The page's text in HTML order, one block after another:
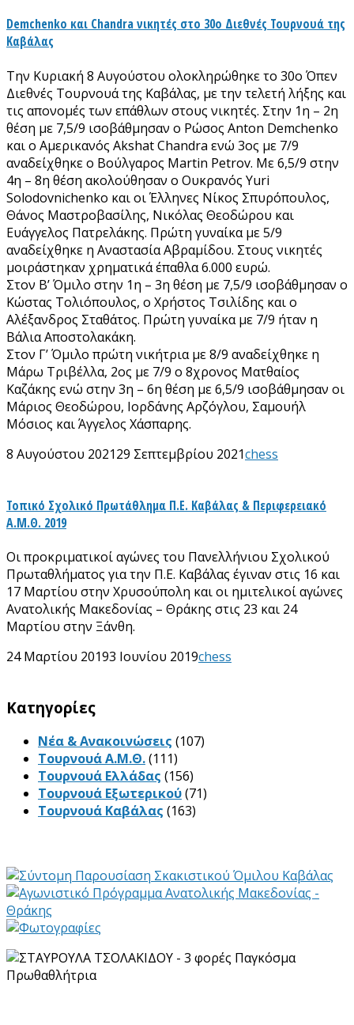
Demchenko και Chandra νικητές στο 30ο Διεθνές Τουρνουά της
Καβάλας
Την Κυριακή 8 Αυγούστου ολοκληρώθηκε το 30ο Όπεν
Διεθνές Τουρνουά της Καβάλας, με την τελετή λήξης και
τις απονομές των επάθλων στους νικητές. Στην 1η – 2η
θέση με 7,5/9 ισοβάθμησαν ο Ρώσος Anton Demchenko
και ο Αμερικανός Akshat Chandra ενώ 3ος με 7/9
αναδείχθηκε ο Βούλγαρος Martin Petrov. Με 6,5/9 στην
4η – 8η θέση ακολούθησαν ο Ουκρανός Yuri
Solodovnichenko και οι Έλληνες Νίκος Σπυρόπουλος,
Θάνος Μαστροβασίλης, Νικόλας Θεοδώρου και
Ευάγγελος Πατρελάκης. Πρώτη γυναίκα με 5/9
αναδείχθηκε η Αναστασία Αβραμίδου. Στους νικητές
μοιράστηκαν χρηματικά έπαθλα 6.000 ευρώ.
Στον Β’ Όμιλο στην 1η – 3η θέση με 7,5/9 ισοβάθμησαν ο
Κώστας Τολιόπουλος, ο Χρήστος Τσιλίδης και ο
Αλέξανδρος Σταθάτος. Πρώτη γυναίκα με 7/9 ήταν η
Βάλια Αποστολακάκη.
Στον Γ’ Όμιλο πρώτη νικήτρια με 8/9 αναδείχθηκε η
Μάρω Τριβέλλα, 2ος με 7/9 o 8χρονος Ματθαίος
Καζάκης ενώ στην 3η – 6η θέση με 6,5/9 ισοβάθμησαν οι
Μάριος Θεοδώρου, Ιορδάνης Αρζόγλου, Σαμουήλ
Μόσιος και Άγγελος Χάσπαρης.
8 Αυγούστου 202129 Σεπτεμβρίου 2021chess
Τοπικό Σχολικό Πρωτάθλημα Π.Ε. Καβάλας & Περιφερειακό
Α.Μ.Θ. 2019
Οι προκριματικοί αγώνες του Πανελλήνιου Σχολικού
Πρωταθλήματος για την Π.Ε. Καβάλας έγιναν στις 16 και
17 Μαρτίου στην Χρυσούπολη και οι ημιτελικοί αγώνες
Ανατολικής Μακεδονίας – Θράκης στις 23 και 24
Μαρτίου στην Ξάνθη.
24 Μαρτίου 20193 Ιουνίου 2019chess
Kατηγορίες
Νέα & Ανακοινώσεις (107)
Τουρνουά Α.Μ.Θ.(111)
Τουρνουά Ελλάδας (156)
Τουρνουά Εξωτερικού(71)
Τουρνουά Καβάλας (163)